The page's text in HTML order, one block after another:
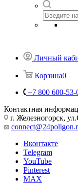
Личный
Корзина0
+7 800 600-53-
Контактная
г. Железногорск,
Вконтакте
Telegram
YouTube
Pinterest
MAX